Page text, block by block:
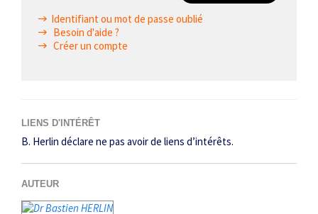
Identifiant ou mot de passe oublié
Besoin d'aide ?
Créer un compte
LIENS D'INTÉRÊT
B. Herlin déclare ne pas avoir de liens d’intérêts.
AUTEUR